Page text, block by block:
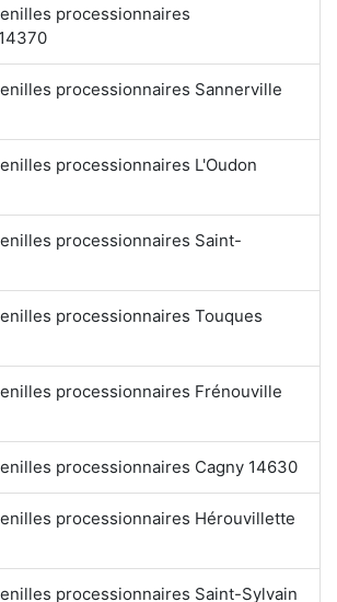
processionnaires
processionnaires Sannerville
processionnaires L'Oudon
processionnaires Saint-
processionnaires Touques
processionnaires Frénouville
processionnaires Cagny 14630
processionnaires Hérouvillette
processionnaires Saint-Sylvain